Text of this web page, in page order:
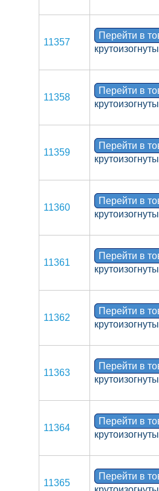
11357
Перейти в
11358
Перейти в
11359
Перейти в
11360
Перейти в
11361
Перейти в
11362
Перейти в
11363
Перейти в
11364
Перейти в
11365
Перейти в